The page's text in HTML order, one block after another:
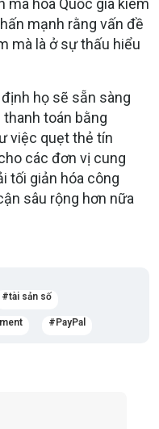
mã hóa Quốc gia kiêm
mạnh rằng vấn đề
mà là ở sự thấu hiểu
họ sẽ sẵn sàng
toán bằng
việc quẹt thẻ tín
các đơn vị cung
tối giản hóa công
sâu rộng hơn nữa
tài sản số
PayPal